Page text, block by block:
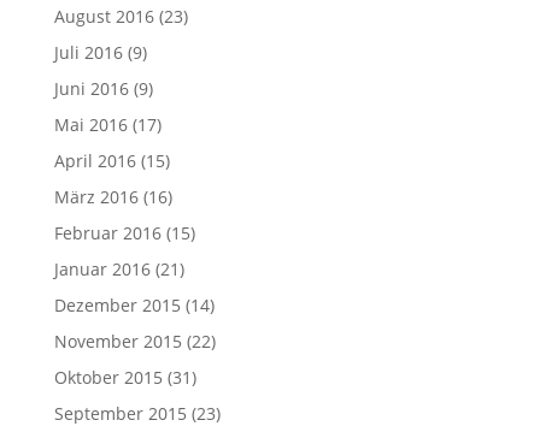
August 2016(23)
Juli 2016(9)
Juni 2016(9)
Mai 2016(17)
April 2016(15)
März 2016(16)
Februar 2016(15)
Januar 2016(21)
Dezember 2015 (14)
November 2015 (22)
Oktober 2015 (31)
September 2015 (23)